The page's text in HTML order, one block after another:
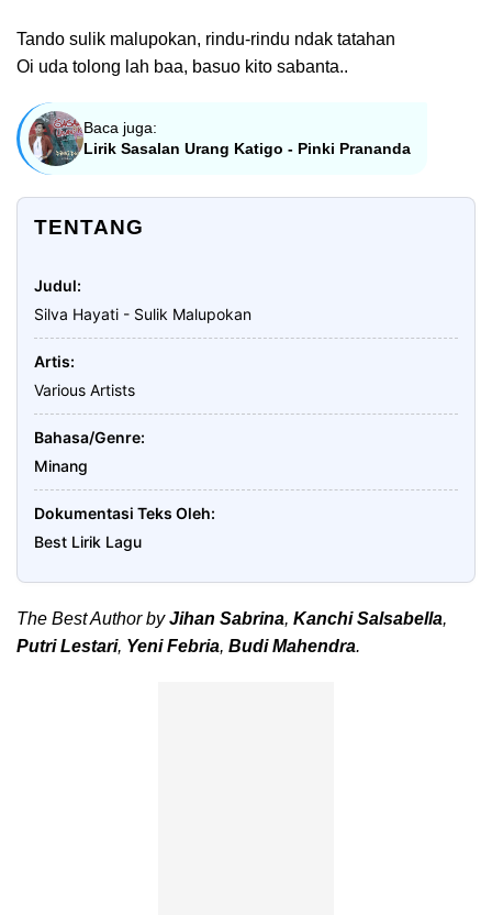
Tando sulik malupokan, rindu-rindu ndak tatahan
Oi uda tolong lah baa, basuo kito sabanta..
Baca juga:
Lirik Sasalan Urang Katigo - Pinki Prananda
TENTANG
Judul
Silva Hayati - Sulik Malupokan
Artis
Various Artists
Bahasa/Genre
Minang
Dokumentasi Teks Oleh
Best Lirik Lagu
The Best Author byJihan Sabrina, Kanchi Salsabella,
Putri Lestari, Yeni Febria, Budi Mahendra.